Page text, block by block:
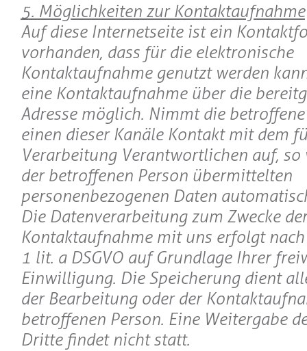
5. Möglichkeiten zur Kontaktaufnahme
Auf diese Internetseite ist ein
vorhanden, dass für die elektronische
Kontaktaufnahme genutzt werden
eine Kontaktaufnahme über die
Adresse möglich. Nimmt die
einen dieser Kanäle Kontakt mit dem
Verarbeitung Verantwortlichen auf, so
der betroffenen Person übermittelten
personenbezogenen Daten
Die Datenverarbeitung zum Zwecke der
Kontaktaufnahme mit uns erfolgt nach
1 lit. a DSGVO auf Grundlage Ihrer
Einwilligung. Die Speicherung dient
der Bearbeitung oder der
betroffenen Person. Eine Weitergabe
Dritte findet nicht statt.